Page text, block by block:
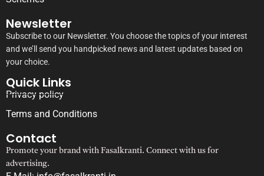
Newsletter
Subscribe to our Newsletter. You choose the topics of your interest
and we’ll send you handpicked news and latest updates based on
your choice.
Quick Links
Privacy policy
Terms and Conditions
Contact
Promote your brand with Fasalkranti. Connect with us for
advertising.